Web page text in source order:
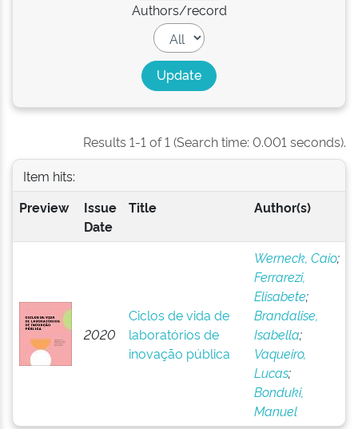
Authors/record
Results 1-1 of 1 (Search time: 0.001 seconds).
Item hits:
Preview
Issue
Date
Title Author(s)
2020
Ciclos de vida de
laboratórios de
inovação pública
Werneck, Caio;
Ferrarezi,
Elisabete;
Brandalise,
Isabella;
Vaqueiro,
Lucas;
Bonduki,
Manuel